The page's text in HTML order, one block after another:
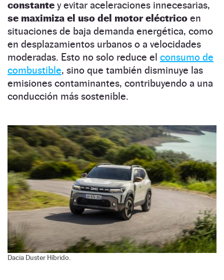
constante y evitar aceleraciones innecesarias,
se maximiza el uso del motor eléctrico en
situaciones de baja demanda energética, como
en desplazamientos urbanos o a velocidades
moderadas. Esto no solo reduce el consumo de
combustible, sino que también disminuye las
emisiones contaminantes, contribuyendo a una
conducción más sostenible.
Dacia Duster Híbrido.